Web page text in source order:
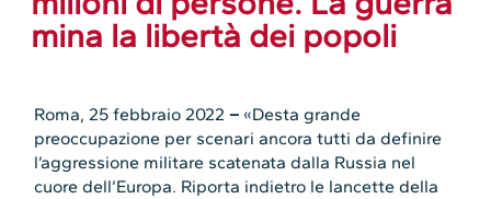
mina la libertà dei popoli
Roma, 25 febbraio 2022 – «Desta grande
preoccupazione per scenari ancora tutti da definire
l’aggressione militare scatenata dalla Russia nel
cuore dell’Europa. Riporta indietro le lancette della